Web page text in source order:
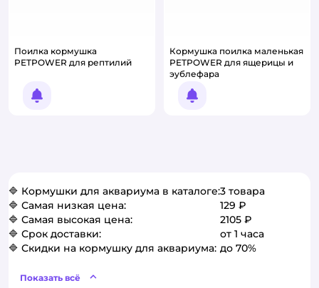
Поилка кормушка
PETPOWER для рептилий
Уведомить о появлении
Кормушка поилка маленькая
PETPOWER для ящерицы и
эублефара
Уведомить о появлении
🔷 Кормушки для аквариума в каталоге:3 товара
🔷 Самая низкая цена:
129 ₽
🔷 Самая высокая цена:
2105 ₽
🔷 Срок доставки:
от 1 часа
🔷 Скидки на кормушку для аквариума: до 70%
Показать всё